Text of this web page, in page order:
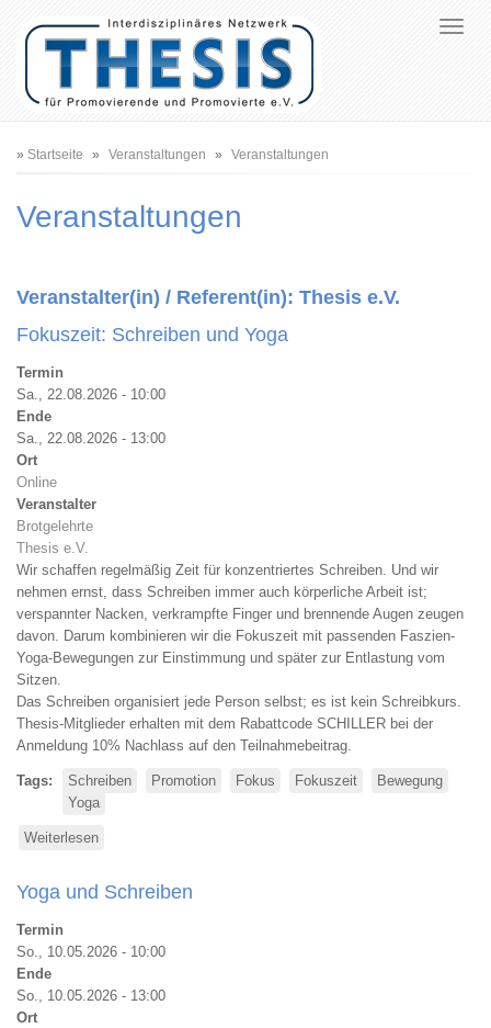
Pfadnavigation
Startseite Veranstaltungen Veranstaltungen
Veranstaltungen
Veranstalter(in) / Referent(in): Thesis e.V.
Fokuszeit: Schreiben und Yoga
Termin
Sa., 22.08.2026 - 10:00
Ende
Sa., 22.08.2026 - 13:00
Ort
Online
Veranstalter
Brotgelehrte
Thesis e.V.
Wir schaffen regelmäßig Zeit für konzentriertes Schreiben. Und wir
nehmen ernst, dass Schreiben immer auch körperliche Arbeit ist;
verspannter Nacken, verkrampfte Finger und brennende Augen zeugen
davon. Darum kombinieren wir die Fokuszeit mit passenden Faszien-
Yoga-Bewegungen zur Einstimmung und später zur Entlastung vom
Sitzen.
Das Schreiben organisiert jede Person selbst; es ist kein Schreibkurs.
Thesis-Mitglieder erhalten mit dem Rabattcode SCHILLER bei der
Anmeldung 10% Nachlass auf den Teilnahmebeitrag.
Tags Schreiben Promotion Fokus Fokuszeit
Bewegung
Yoga
Weiterlesen
Schreiben
und
Yoga und Schreiben
Termin
So., 10.05.2026 - 10:00
Ende
So., 10.05.2026 - 13:00
Ort